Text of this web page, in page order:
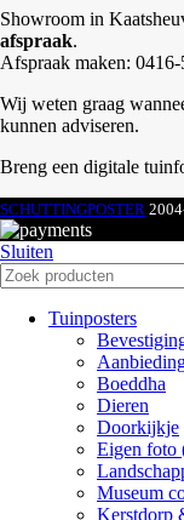
Showroom in
afspraak.
Afspraak maken:
Wij weten graag
kunnen adviseren.
Breng een digitale
SCHUTTINGPOSTER
Sluiten
Tuinposters
Boeddha
Dieren
Doorkijkje
Eigen foto
Museum
Kerstdorp